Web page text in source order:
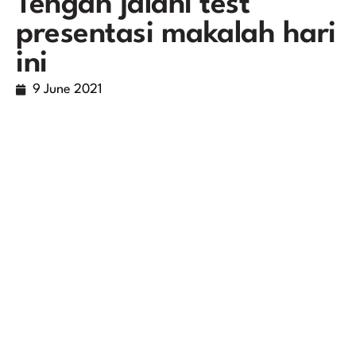
presentasi makalah hari
ini
9 June 2021